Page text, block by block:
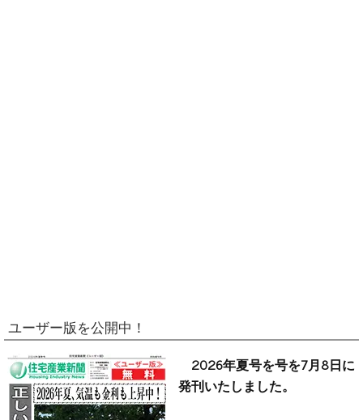
ユーザー版を公開中！
2026年夏号を号を7月8日に
発刊いたしました。